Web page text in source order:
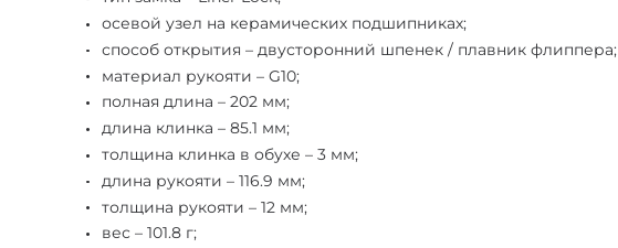
осевой узел на керамических подшипниках;
способ открытия – двусторонний шпенек / плавник флиппера;
материал рукояти – G10;
полная длина – 202 мм;
длина клинка – 85.1 мм;
толщина клинка в обухе – 3 мм;
длина рукояти – 116.9 мм;
толщина рукояти – 12 мм;
вес – 101.8 г;